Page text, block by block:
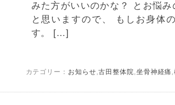
みた方がいいのかな？ とお悩
と思いますので、 もしお身体
す。 […]
カテゴリー： お知らせ,古田整体院,坐骨神経痛 ,